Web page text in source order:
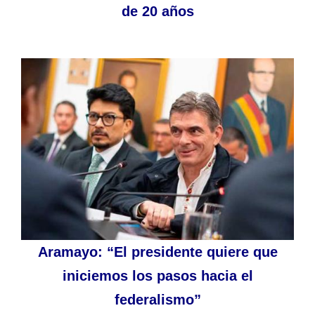
de 20 años
Aramayo: “El presidente quiere que
iniciemos los pasos hacia el
federalismo”